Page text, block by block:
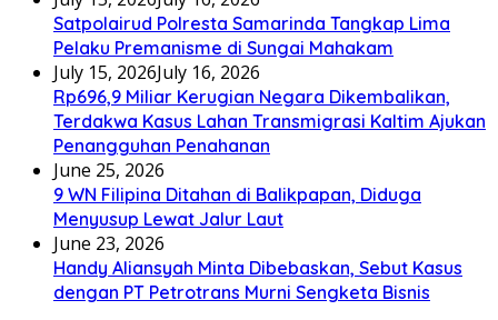
Satpolairud Polresta Samarinda Tangkap Lima
Pelaku Premanisme di Sungai Mahakam
July 15, 2026July 16, 2026
Rp696,9 Miliar Kerugian Negara Dikembalikan,
Terdakwa Kasus Lahan Transmigrasi Kaltim Ajukan
Penangguhan Penahanan
June 25, 2026
9 WN Filipina Ditahan di Balikpapan, Diduga
Menyusup Lewat Jalur Laut
June 23, 2026
Handy Aliansyah Minta Dibebaskan, Sebut Kasus
dengan PT Petrotrans Murni Sengketa Bisnis